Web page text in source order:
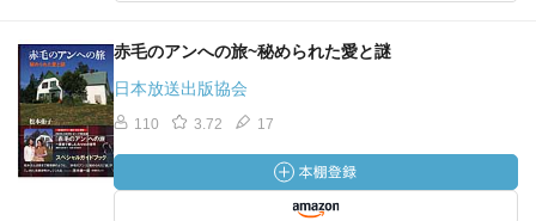
赤毛のアンへの旅~秘められた愛と謎
日本放送出版協会
110 3.72 17